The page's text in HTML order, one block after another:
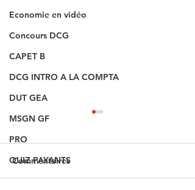
Economie en vidéo
Concours DCG
CAPET B
DCG INTRO A LA COMPTA
DUT GEA
MSGN GF
PRO
QUIZ PAYANTS
Commentaires